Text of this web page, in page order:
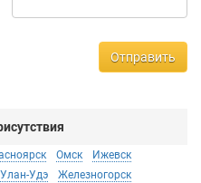
Отправить
Омск
Ижевск
Улан-Удэ
Железногорск